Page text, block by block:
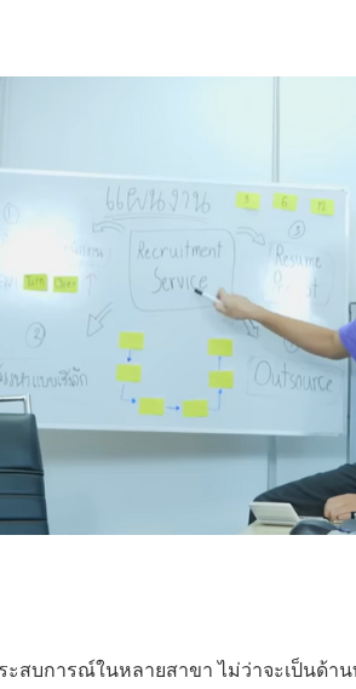
สบการณ์ในหลายสาขา ไม่ว่าจะเป็นด้า